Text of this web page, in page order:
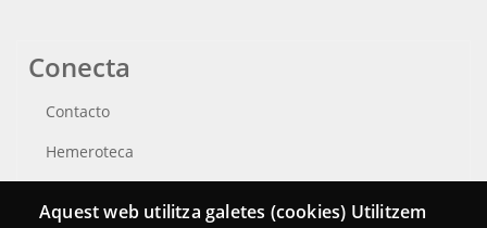
Conecta
Contacto
Hemeroteca
Aquest web utilitza galetes (cookies) Utilitzem